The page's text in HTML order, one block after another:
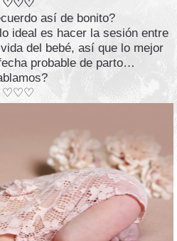
♡♡♡
así de bonito?
ideal es hacer la sesión entre
del bebé, así que lo mejor
probable de parto…
♡♡♡